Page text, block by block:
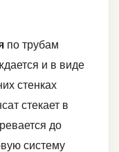
по трубам
и в виде
стенках
стекает в
до
систему